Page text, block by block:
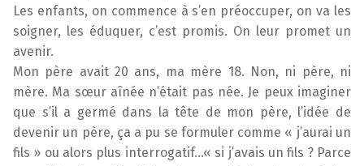
Les enfants, on commence à s’en préoccuper, on va les
soigner, les éduquer, c’est promis. On leur promet un
avenir.
Mon père avait 20 ans, ma mère 18. Non, ni père, ni
mère. Ma sœur aînée n’était pas née. Je peux imaginer
que s’il a germé dans la tête de mon père, l’idée de
devenir un père, ça a pu se formuler comme « j’aurai un
fils » ou alors plus interrogatif…« si j’avais un fils ? Parce